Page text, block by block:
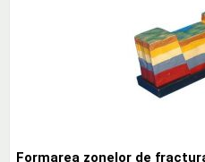
Formarea zonelor de